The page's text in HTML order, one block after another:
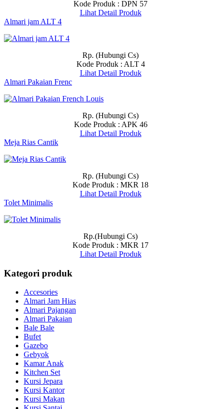
Kode Produk : DPN 57
Lihat Detail Produk
Almari jam ALT 4
Rp. (Hubungi Cs)
Kode Produk : ALT 4
Lihat Detail Produk
Almari Pakaian Frenc
Rp. (Hubungi Cs)
Kode Produk : APK 46
Lihat Detail Produk
Meja Rias Cantik
Rp. (Hubungi Cs)
Kode Produk : MKR 18
Lihat Detail Produk
Tolet Minimalis
Rp.(Hubungi Cs)
Kode Produk : MKR 17
Lihat Detail Produk
Kategori produk
Accesories
Almari Jam Hias
Almari Pajangan
Almari Pakaian
Bale Bale
Bufet
Gazebo
Gebyok
Kamar Anak
Kitchen Set
Kursi Jepara
Kursi Kantor
Kursi Makan